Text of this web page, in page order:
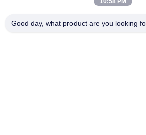
Good day, what product are you looking